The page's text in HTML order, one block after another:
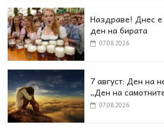
Наздраве! Днес
ден на бирата
07.08.2026
7 август: Ден на
„Ден на
07.08.2026